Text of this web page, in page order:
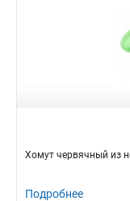
Хомут червячный из
Подробнее